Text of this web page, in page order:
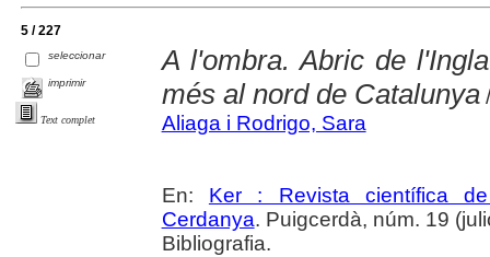
5 / 227
seleccionar
imprimir
Text complet
A l'ombra. Abric de
més al nord de Catalunya/
Aliaga i Rodrigo, Sara
En: Ker : Revista científica
Cerdanya. Puigcerdà, núm. 19
Bibliografia.